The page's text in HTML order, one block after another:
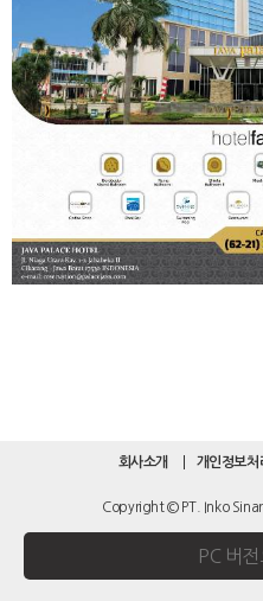
회사소개 개인정보처
Copyright © PT. Inko
PC 버전